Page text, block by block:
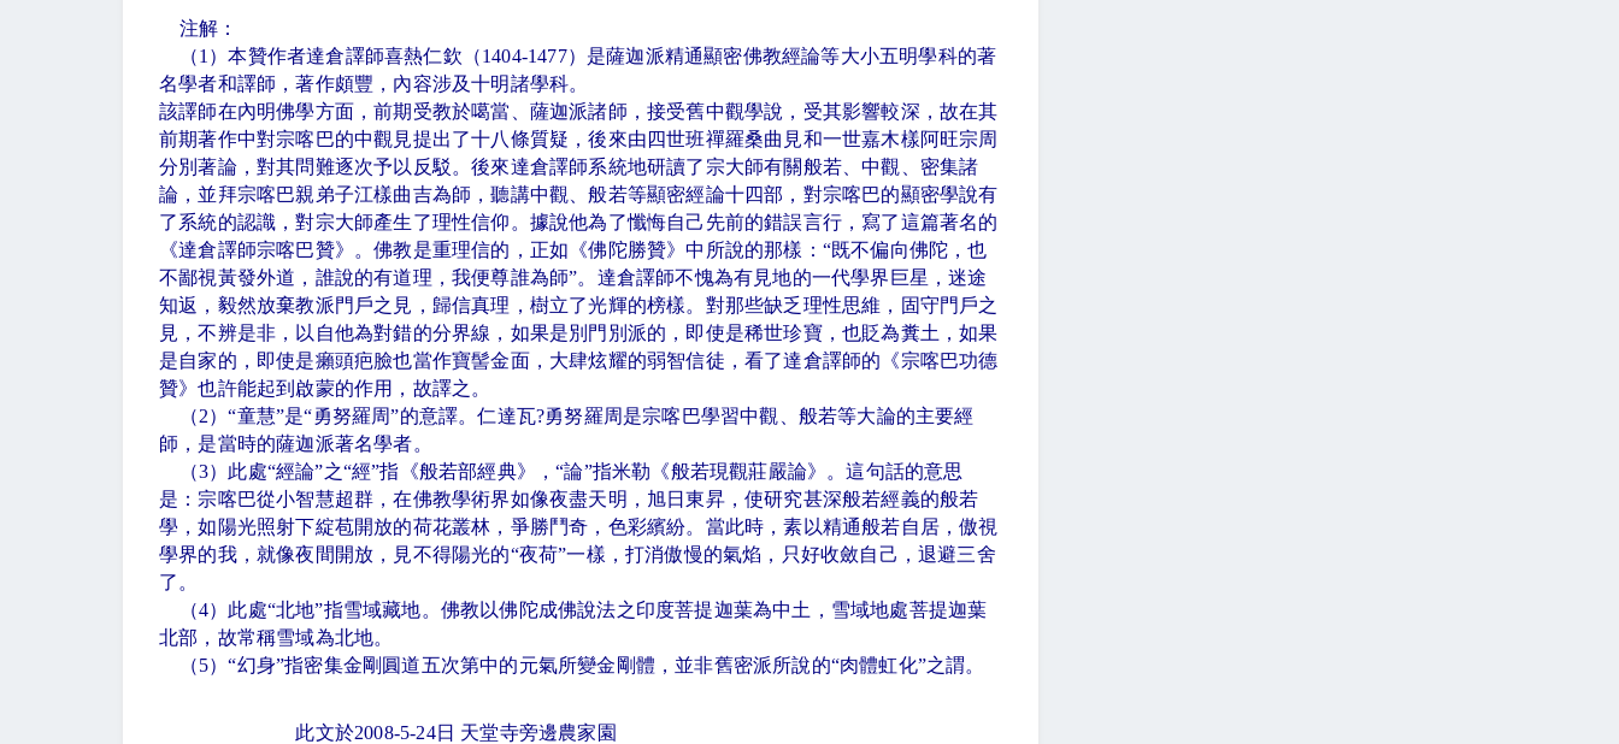
注解：
（1 ）本贊作者達倉譯師喜熱仁欽（1404-1477）是薩迦派精通顯密佛教經論等大小五明學科的著
名學者和譯師，著作頗豐，內容涉及十明諸學科。
該譯師在內明佛學方面，前期受教於噶當、薩迦派諸師，接受舊中觀學說，受其影響較深，故在其
前期著作中對宗喀巴的中觀見提出了十八條質疑，後來由四世班禪羅桑曲見和一世嘉木樣阿旺宗周
分別著論，對其問難逐次予以反駁。後來達倉譯師系統地研讀了宗大師有關般若、中觀、密集諸
論，並拜宗喀巴親弟子江樣曲吉為師，聽講中觀、般若等顯密經論十四部，對宗喀巴的顯密學說有
了系統的認識，對宗大師產生了理性信仰。據說他為了懺悔自己先前的錯誤言行，寫了這篇著名的
《達倉譯師宗喀巴贊》。佛教是重理信的，正如《佛陀勝贊》中所說的那樣： “既不偏向佛陀，也
不鄙視黃發外道，誰說的有道理，我便尊誰為師”。達倉譯師不愧為有見地的一代學界巨星，迷途
知返，毅然放棄教派門戶之見，歸信真理，樹立了光輝的榜樣。對那些缺乏理性思維，固守門戶之
見，不辨是非，以自他為對錯的分界線，如果是別門別派的，即使是稀世珍寶，也貶為糞土，如果
是自家的，即使是癩頭疤臉也當作寶髻金面，大肆炫耀的弱智信徒，看了達倉譯師的《宗喀巴功德
贊》也許能起到啟蒙的作用，故譯之。
（2）“童慧”是“勇努羅周”的意譯。仁達瓦?勇努羅周是宗喀巴學習中觀、般若等大論的主要經
師，是當時的薩迦派著名學者。
（3）此處“經論”之“經”指《般若部經典》，“論”指米勒《般若現觀莊嚴論》。這句話的意思
是：宗喀巴從小智慧超群，在佛教學術界如像夜盡天明，旭日東昇，使研究甚深般若經義的般若
學，如陽光照射下綻苞開放的荷花叢林，爭勝鬥奇，色彩繽紛。當此時，素以精通般若自居，傲視
學界的我，就像夜間開放，見不得陽光的“夜荷”一樣，打消傲慢的氣焰，只好收斂自己，退避三舍
了。
（4）此處“北地”指雪域藏地。佛教以佛陀成佛說法之印度菩提迦葉為中土，雪域地處菩提迦葉
北部，故常稱雪域為北地。
（5）“幻身”指密集金剛圓道五次第中的元氣所變金剛體，並非舊密派所說的“肉體虹化”之謂。
此文於2008-5-24日 天堂寺旁邊農家園